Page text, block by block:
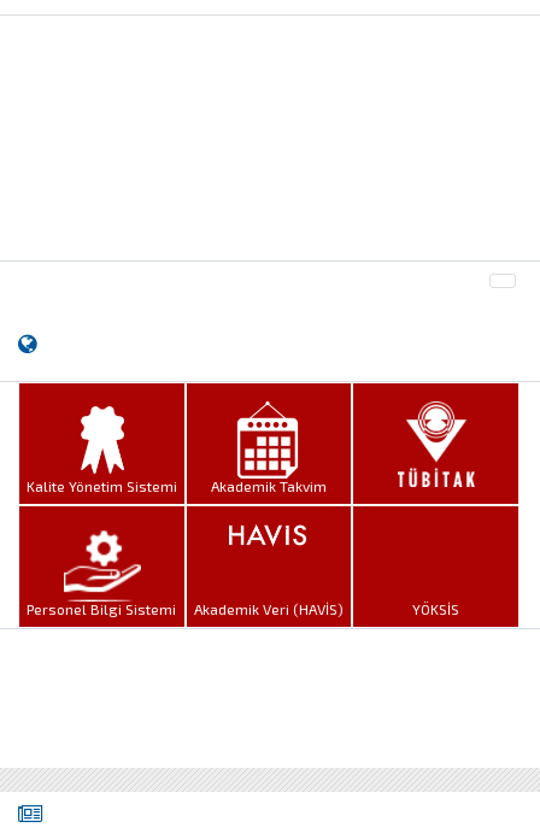
Kalite Yönetim Sistemi Akademik Takvim
Personel Bilgi Sistemi Akademik Veri (HAVİS) YÖKSİS